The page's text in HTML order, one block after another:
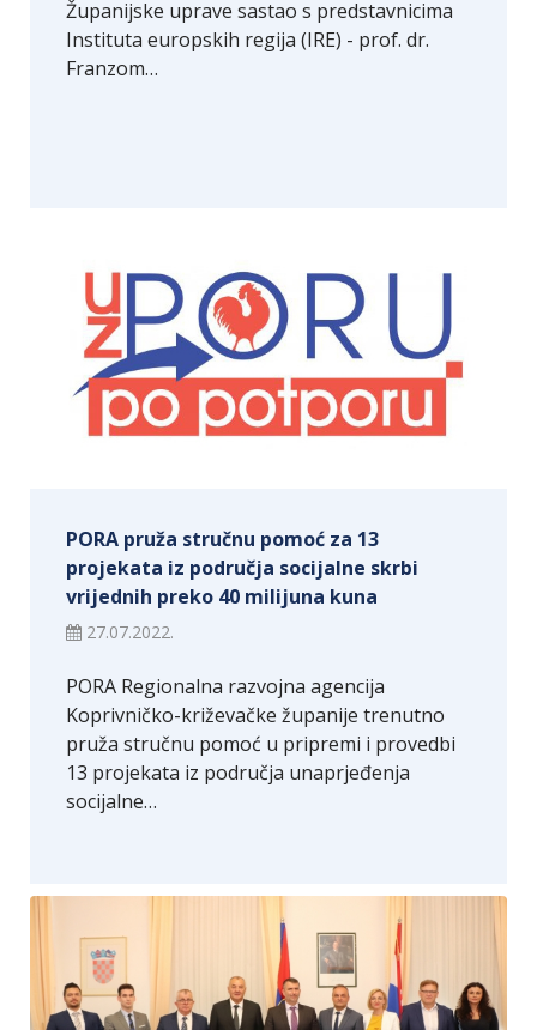
Županijske uprave sastao s predstavnicima
Instituta europskih regija (IRE) - prof. dr.
Franzom…
PORA pruža stručnu pomoć za 13
projekata iz područja socijalne skrbi
vrijednih preko 40 milijuna kuna
27.07.2022.
PORA Regionalna razvojna agencija
Koprivničko-križevačke županije trenutno
pruža stručnu pomoć u pripremi i provedbi
13 projekata iz područja unaprjeđenja
socijalne…